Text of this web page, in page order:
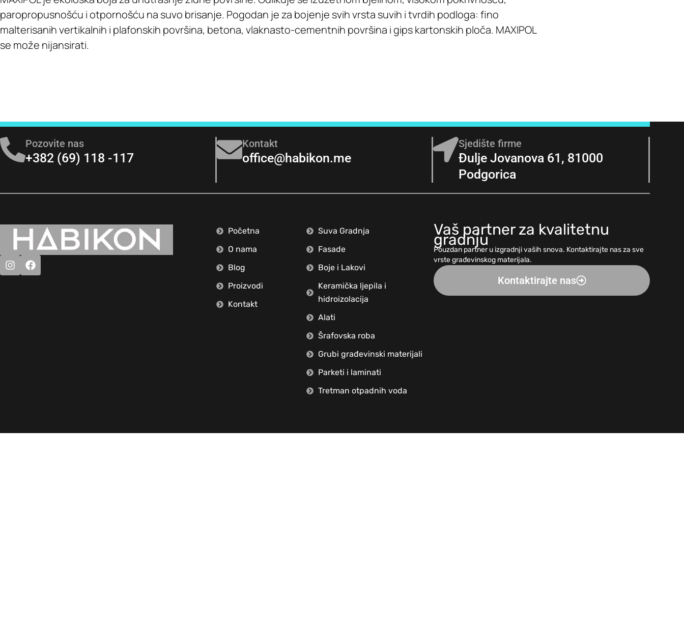
paropropusnošću i otpornošću na suvo brisanje. Pogodan je za bojenje svih vrsta suvih i tvrdih podloga: fino
malterisanih vertikalnih i plafonskih površina, betona, vlaknasto-cementnih površina i gips kartonskih ploča. MAXIPOL
se može nijansirati.
Pozovite nas
+382 (69) 118 -117
Kontakt
office@habikon.me
Sjedište firme
Đulje Jovanova 61, 81000
Podgorica
Početna
O nama
Blog
Proizvodi
Kontakt
Suva Gradnja
Fasade
Boje i Lakovi
Keramička ljepila i
hidroizolacija
Alati
Šrafovska roba
Grubi građevinski materijali
Parketi i laminati
Tretman otpadnih voda
Vaš partner za kvalitetnu
gradnju
Pouzdan partner u izgradnji vaših snova. Kontaktirajte nas za sve
vrste građevinskog materijala.
Kontaktirajte nas